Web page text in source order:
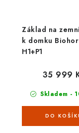
Základ na
k domku
H1+P1
Skladem -
35 999